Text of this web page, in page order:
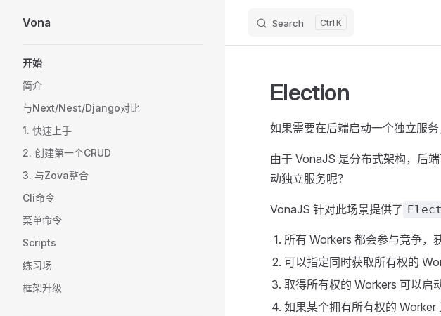
Skip to content
Vona Search K
开始
简介
与Next/Nest/Django对比
1. 快速上手
2. 创建第一个CRUD
3. 与Zova整合
Cli命令
菜单命令
Scripts
练习场
框架升级
Election
如果需要在后端启动一个独立服
由于 VonaJS 是分布式架构，后
动独立服务呢？
VonaJS 针对此场景提供了
所有 Workers 都会参与竞争，
可以指定同时获取所有权的
取得所有权的 Workers 可以启
如果某个拥有所有权的